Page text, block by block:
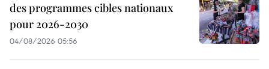
des programmes cibles nationaux
pour 2026-2030
04/08/2026 05:56